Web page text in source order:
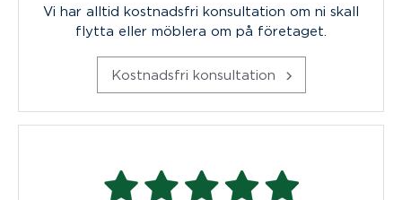
Vi har alltid kostnadsfri konsultation om ni skall
flytta eller möblera om på företaget.
Kostnadsfri konsultation